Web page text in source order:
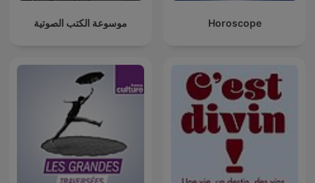
موسوعة الكتب الصوتية Horoscope